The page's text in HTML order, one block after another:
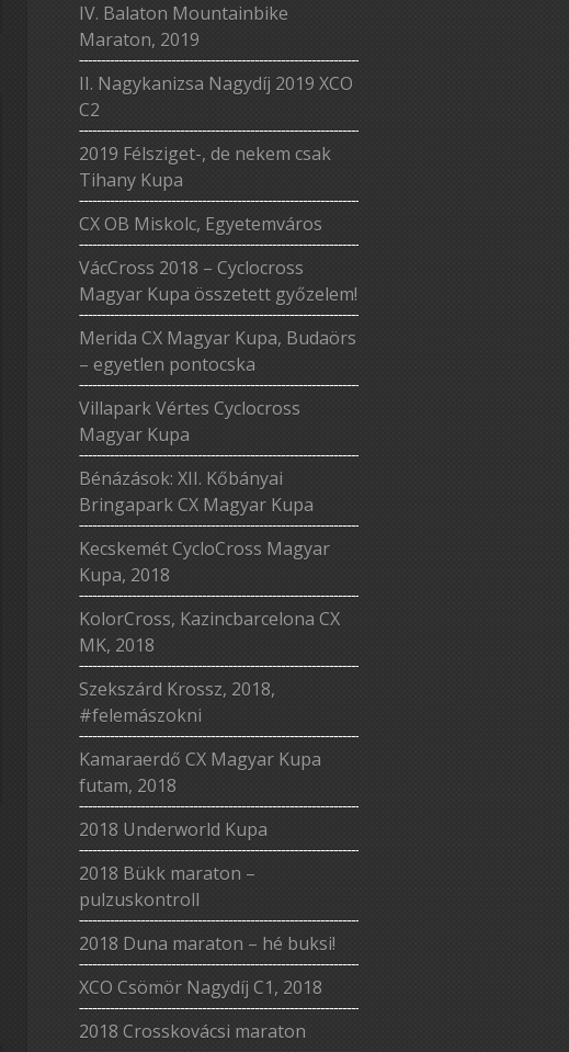
IV. Balaton Mountainbike
Maraton, 2019
II. Nagykanizsa Nagydíj 2019 XCO
C2
2019 Félsziget-, de nekem csak
Tihany Kupa
CX OB Miskolc, Egyetemváros
VácCross 2018 – Cyclocross
Magyar Kupa összetett győzelem!
Merida CX Magyar Kupa, Budaörs
– egyetlen pontocska
Villapark Vértes Cyclocross
Magyar Kupa
Bénázások: XII. Kőbányai
Bringapark CX Magyar Kupa
Kecskemét CycloCross Magyar
Kupa, 2018
KolorCross, Kazincbarcelona CX
MK, 2018
Szekszárd Krossz, 2018,
#felemászokni
Kamaraerdő CX Magyar Kupa
futam, 2018
2018 Underworld Kupa
2018 Bükk maraton –
pulzuskontroll
2018 Duna maraton – hé buksi!
XCO Csömör Nagydíj C1, 2018
2018 Crosskovácsi maraton